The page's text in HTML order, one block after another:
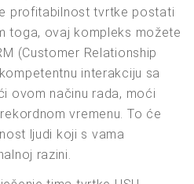
profitabilnost tvrtke postati
toga, ovaj kompleks možete
(Customer Relationship
interakciju sa
ovom načinu rada, moći
vremenu. To će
ljudi koji s vama
razini.